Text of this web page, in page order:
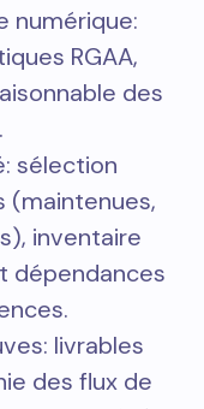
numérique:
RGAA,
des
sélection
(maintenues,
inventaire
dépendances
livrables
des flux de